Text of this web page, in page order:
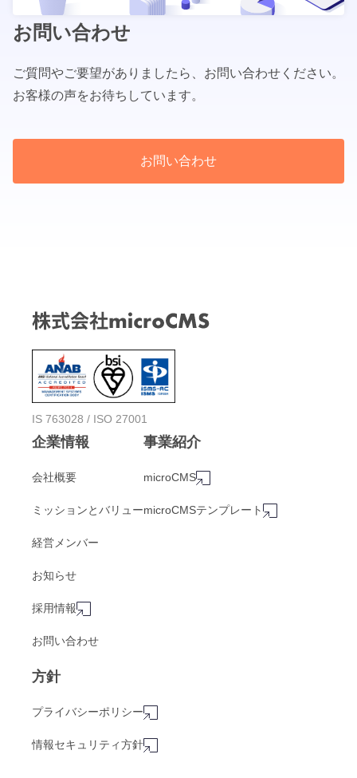
お問い合わせ
ご質問やご要望がありましたら、お問い合わせください。
お客様の声をお待ちしています。
お問い合わせ
IS 763028 / ISO 27001
企業情報
会社概要
ミッションとバリュー
経営メンバー
お知らせ
採用情報
お問い合わせ
事業紹介
microCMS
microCMSテンプレート
方針
プライバシーポリシー
情報セキュリティ方針